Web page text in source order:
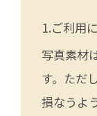
ご利用
写真素材
す。ただ
損なうよ